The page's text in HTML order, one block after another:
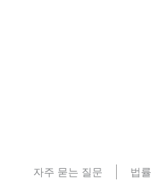
자주 묻는 질문 법률